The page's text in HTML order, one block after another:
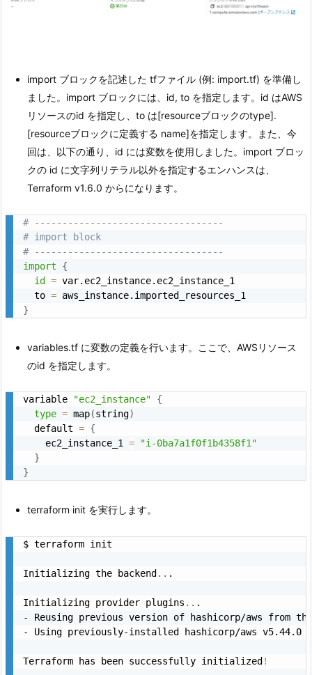
import ブロックを記述した tfファイル (例: import.tf) を準備し
ました。import ブロックには、id, to を指定します。id はAWS
リソースのid を指定し、to は[resourceブロックのtype].
[resourceブロックに定義する name]を指定します。また、今
回は、以下の通り、id には変数を使用しました。import ブロッ
クの id に文字列リテラル以外を指定するエンハンスは、
Terraform v1.6.0 からになります。
# ----------------------------------
# import block
# ----------------------------------
import
{
id
= var.ec2_instance.ec2_instance_1
  to
=
}
variables.tf に変数の定義を行います。ここで、AWSリソース
のid を指定します。
variable "ec2_instance"
{
type = map(string)
  default
= {
    ec2_instance_1
=
"i-0ba7a1f0f1b4358f1"
}
}
terraform init を実行します。
$ terraform init
Initializing the backend .. .
Initializing provider plugins .. .
- Reusing previous version of hashicorp/aws from
- Using previously-installed hashicorp/aws v5.44.0
Terraform has been successfully initialized !